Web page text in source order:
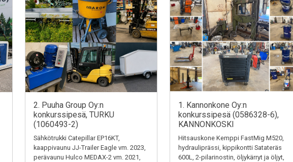
2. Puuha Group Oy:n
konkurssipesä, TURKU
(1060493-2)
Sähkötrukki Catepillar EP16KT,
kaappivaunu JJ-Trailer Eagle vm. 2023,
perävaunu Hulco MEDAX-2 vm. 2021,
1. Kannonkone Oy:n
konkurssipesä (0586328-6),
KANNONKOSKI
Hitsauskone Kemppi FastMig M520,
hydrauliprässi, kippikontti Satateräs
600L, 2-pilarinostin, öljykärryt ja öljyt,